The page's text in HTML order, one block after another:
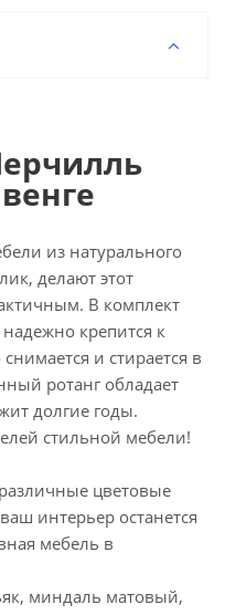
из натурального
делают этот
В комплект
крепится к
и стирается в
ротанг обладает
долгие годы.
стильной мебели!
цветовые
интерьер останется
мебель в
миндаль матовый,